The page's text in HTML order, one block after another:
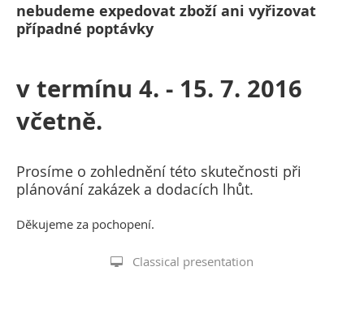
nebudeme expedovat zboží ani vyřizovat
případné poptávky
v termínu 4. - 15. 7. 2016
včetně.
Prosíme o zohlednění této skutečnosti při
plánování zakázek a dodacích lhůt.
Děkujeme za pochopení.
Classical presentation